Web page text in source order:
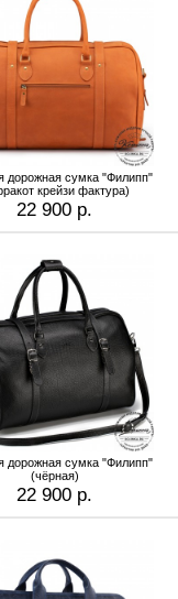
дорожная сумка "Филипп"
крейзи фактура)
22 900 р.
дорожная сумка "Филипп"
(чёрная)
22 900 р.